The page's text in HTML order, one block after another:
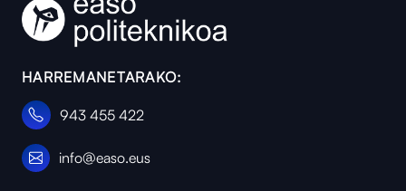
HARREMANETARAKO:
943 455 422
info@easo.eus